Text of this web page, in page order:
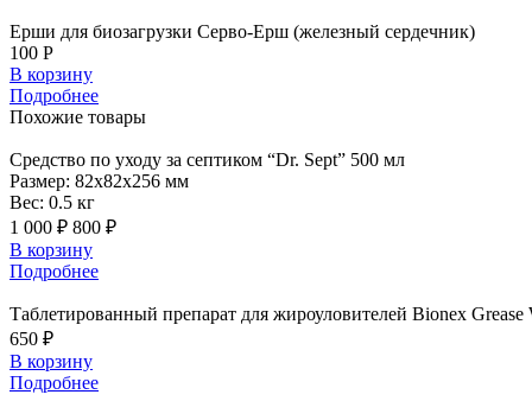
Ерши для биозагрузки Серво-Ерш (железный сердечник)
100 Р
В корзину
Подробнее
Похожие товары
Средство по уходу за септиком “Dr. Sept” 500 мл
Размер: 82x82x256 мм
Вес: 0.5 кг
1 000 ₽ 800 ₽
В корзину
Подробнее
Таблетированный препарат для жироуловителей Bionex Grease
650 ₽
В корзину
Подробнее